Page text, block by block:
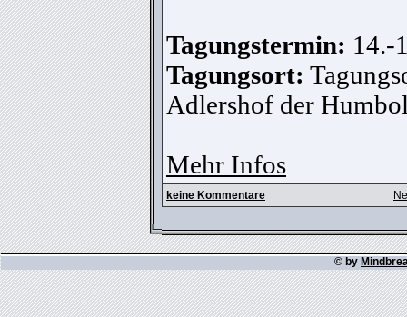
Tagungstermin: 14.-
Tagungsort:
Adlershof der
Mehr Infos
keine Kommentare
© by